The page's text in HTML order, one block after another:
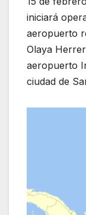
iniciará
aeropuerto
Olaya
aeropuerto
ciudad de